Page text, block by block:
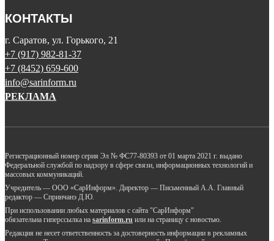
КОНТАКТЫ
г. Саратов, ул. Горького, 21
+7 (917) 982-81-37
+7 (8452) 659-600
info@sarinform.ru
РЕКЛАМА
Регистрационный номер серия Эл № ФС77-80393 от 01 марта 2021 г. выдано
Федеральной службой по надзору в сфере связи, информационных технологий и
массовых коммуникаций.
Учредитель — ООО «СарИнформ». Директор — Письменный А.А. Главный
редактор — Спринчанэ Д.Ю.
При использовании любых материалов с сайта "СарИнформ"
обязательна гиперссылка на sarinform.ru или на страницу с новостью.
Редакция не несет ответственность за достоверность информации в рекламных